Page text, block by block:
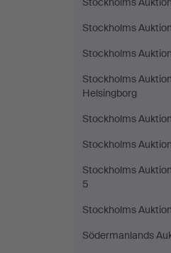
Stockholms
Stockholms
Stockholms
Helsingborg
Stockholms
Stockholms
Stockholms
5
Stockholms
Södermanlands